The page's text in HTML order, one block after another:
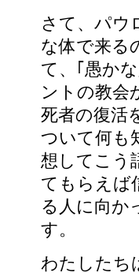
さて、パウ
な体で来る
て、｢愚か
ントの教会
死者の復活
ついて何も
想してこう
てもらえば
る人に向か
す。
わたしたち